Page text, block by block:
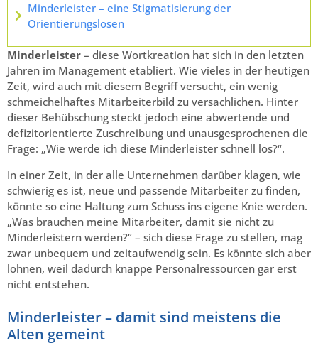
Minderleister – eine Stigmatisierung der
Orientierungslosen
Minderleister – diese Wortkreation hat sich in den letzten
Jahren im Management etabliert. Wie vieles in der heutigen
Zeit, wird auch mit diesem Begriff versucht, ein wenig
schmeichelhaftes Mitarbeiterbild zu versachlichen. Hinter
dieser Behübschung steckt jedoch eine abwertende und
defizitorientierte Zuschreibung und unausgesprochenen die
Frage: „Wie werde ich diese Minderleister schnell los?“.
In einer Zeit, in der alle Unternehmen darüber klagen, wie
schwierig es ist, neue und passende Mitarbeiter zu finden,
könnte so eine Haltung zum Schuss ins eigene Knie werden.
„Was brauchen meine Mitarbeiter, damit sie nicht zu
Minderleistern werden?“ – sich diese Frage zu stellen, mag
zwar unbequem und zeitaufwendig sein. Es könnte sich aber
lohnen, weil dadurch knappe Personalressourcen gar erst
nicht entstehen.
Minderleister – damit sind meistens die
Alten gemeint